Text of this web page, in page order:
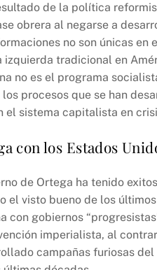
de la política
obrera al negarse a
no son únicas en
tradicional en
no es el programa
procesos que se han
el sistema capitalista en
con los Estados
de Ortega ha tenido
el visto bueno de los
con gobiernos
imperialista, al
campañas furiosas